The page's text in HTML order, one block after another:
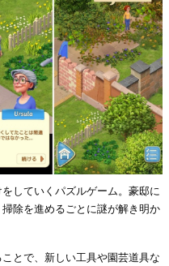
していくパズルゲーム。豪邸に
除を進めるごとに謎が解き明か
とで、新しい工具や園芸道具な